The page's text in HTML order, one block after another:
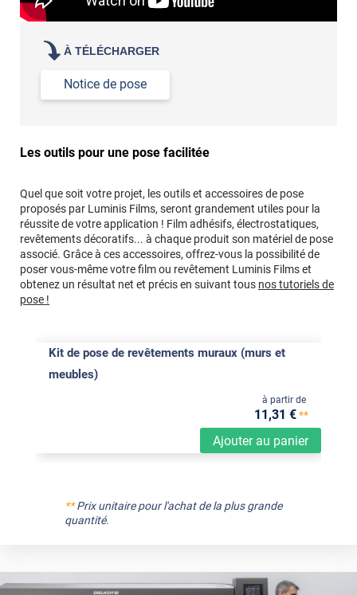
À TÉLÉCHARGER
Notice de pose
Les outils pour une pose facilitée
Quel que soit votre projet, les outils et accessoires de pose
proposés par Luminis Films, seront grandement utiles pour la
réussite de votre application ! Film adhésifs, électrostatiques,
revêtements décoratifs... à chaque produit son matériel de pose
associé. Grâce à ces accessoires, offrez-vous la possibilité de
poser vous-même votre film ou revêtement Luminis Films et
obtenez un résultat net et précis en suivant tous nos tutoriels de
pose !
Kit de pose de revêtements muraux (murs et
meubles)
Ajouter au panier
à partir de
11 ,31 €**
**Prix unitaire pour l'achat de la plus grande
quantité.